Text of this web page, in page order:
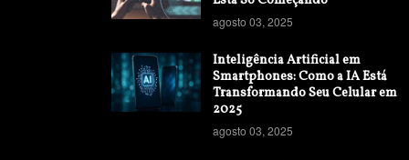
agosto 03, 2025
Inteligência Artificial em
Smartphones: Como a IA Está
Transformando Seu Celular em
2025
agosto 03, 2025